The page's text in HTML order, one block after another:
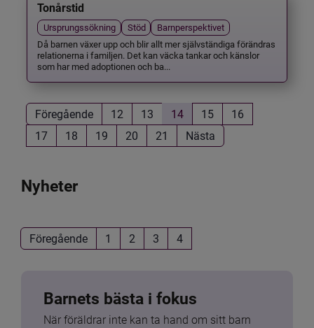
Tonårstid
Ursprungssökning Stöd
Barnperspektivet
Då barnen växer upp och blir allt mer självständiga förändras
relationerna i familjen. Det kan väcka tankar och känslor
som har med adoptionen och ba...
Föregående 12 13 14 15
16
17
18 19 20 21 Nästa
Nyheter
Föregående 1 2 3 4
Barnets bästa i fokus
När föräldrar inte kan ta hand om sitt barn